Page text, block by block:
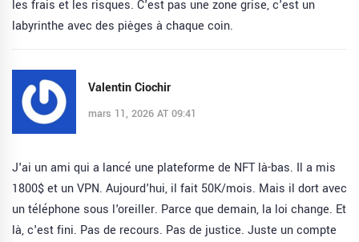
les frais et les risques. C'est pas une zone grise, c'est un
labyrinthe avec des pièges à chaque coin.
Valentin Ciochir
mars 11, 2026 AT 09:41
J'ai un ami qui a lancé une plateforme de NFT là-bas. Il a mis
1800$ et un VPN. Aujourd'hui, il fait 50K/mois. Mais il dort avec
un téléphone sous l'oreiller. Parce que demain, la loi change. Et
là, c'est fini. Pas de recours. Pas de justice. Juste un compte